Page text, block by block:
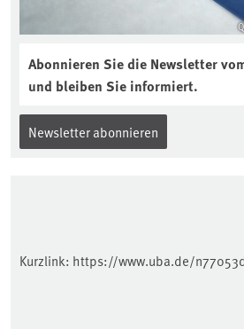
Abonnieren Sie die Newsletter
und bleiben Sie informiert.
Newsletter abonnieren
Kurzlink: https://www.uba.de/